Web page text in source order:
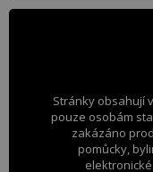
Stránky obsahují
pouze osobám
zakázáno
pomůcky,